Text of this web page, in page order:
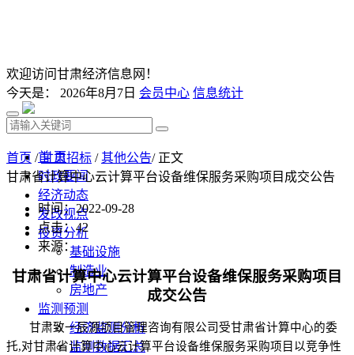
欢迎访问甘肃经济信息网！
今天是： 2026年8月7日 会员中心 信息统计
首 页
时政要闻
经济动态
发改视点
投资分析
基础设施
制造业
房地产
监测预测
经济监测分析
监测数据汇总
首页 /甘肃招标 /其他公告/ 正文
甘肃省计算中心云计算平台设备维保服务采购项目成交公告
时间：2022-09-28
点击：42
来源：
甘肃省计算中心云计算平台设备维保服务采购项目
成交公告
甘肃致一辰源项目管理咨询有限公司受甘肃省计算中心的委
托,对甘肃省计算中心云计算平台设备维保服务采购项目 以竞争性